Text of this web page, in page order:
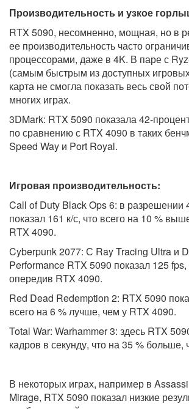
Производительность и узкое
RTX 5090, несомненно, мощная, но в
ее производительность часто
процессорами, даже в 4K. В паре с
(самым быстрым из доступных
карта не смогла показать весь свой
многих играх.
3DMark: RTX 5090 показала 42-
по сравнению с RTX 4090 в таких
Speed Way и Port Royal.
Игровая производительность:
Call of Duty Black Ops 6: в разрешении
показал 161 к/с, что всего на 10 %
RTX 4090.
Cyberpunk 2077: С Ray Tracing Ultra и
Performance RTX 5090 показал 125
опередив RTX 4090.
Red Dead Redemption 2: RTX 5090
всего на 6 % лучше, чем у RTX 4090.
Total War: Warhammer 3: здесь RTX
кадров в секунду, что на 35 % больше,
В некоторых играх, например в
Mirage, RTX 5090 показал низкие